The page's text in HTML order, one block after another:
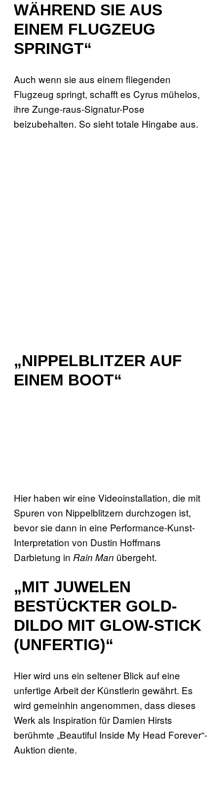
WÄHREND SIE AUS
EINEM FLUGZEUG
SPRINGT“
Auch wenn sie aus einem fliegenden
Flugzeug springt, schafft es Cyrus mühelos,
ihre Zunge-raus-Signatur-Pose
beizubehalten. So sieht totale Hingabe aus.
„NIPPELBLITZER AUF
EINEM BOOT“
Hier haben wir eine Videoinstallation, die mit
Spuren von Nippelblitzern durchzogen ist,
bevor sie dann in eine Performance-Kunst-
Interpretation von Dustin Hoffmans
Darbietung in Rain Man übergeht.
„MIT JUWELEN
BESTÜCKTER GOLD-
DILDO MIT GLOW-STICK
(UNFERTIG)“
Hier wird uns ein seltener Blick auf eine
unfertige Arbeit der Künstlerin gewährt. Es
wird gemeinhin angenommen, dass dieses
Werk als Inspiration für Damien Hirsts
berühmte „Beautiful Inside My Head Forever“-
Auktion diente.